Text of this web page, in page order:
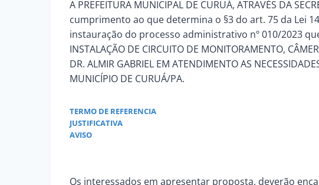
A PREFEITURA MUNICIPAL DE CURUÁ, ATRAVÉS DA
cumprimento ao que determina o §3 do art. 75 da Lei
instauração do processo administrativo nº 010/2023
INSTALAÇÃO DE CIRCUITO DE MONITORAMENTO,
DR. ALMIR GABRIEL EM ATENDIMENTO AS
MUNICÍPIO DE CURUÁ/PA.
TERMO DE REFERENCIA
JUSTIFICATIVA
AVISO
Os interessados em apresentar proposta, deverão